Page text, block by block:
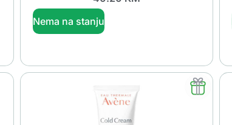
Nema na stanju